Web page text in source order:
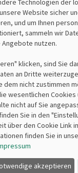
30
45
werden.
Technologien der
Website sicher
und um Ihnen
sammeln wir
nutzen.
klicken, sind Sie
an Dritte
dem nicht zustimmen
wesentlichen Cookies
nicht auf Sie
Sie in den
über den Cookie Link
finden Sie in
akzeptieren